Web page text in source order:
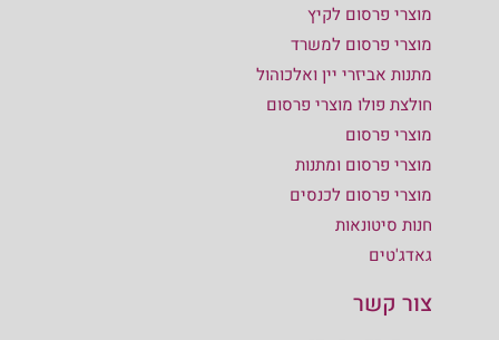
מוצרי פרסום לקיץ
מוצרי פרסום למשרד
מתנות אביזרי יין ואלכוהול
חולצת פולו מוצרי פרסום
מוצרי פרסום
מוצרי פרסום ומתנות
מוצרי פרסום לכנסים
חנות סיטונאות
גאדג'טים
צור קשר